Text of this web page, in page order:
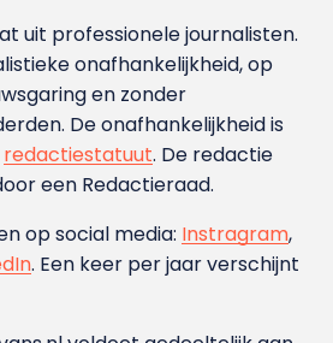
uit professionele journalisten.
onafhankelijkheid, op
en zonder
De onafhankelijkheid is
redactiestatuut. De redactie
een Redactieraad.
op social media: Instragram,
. Een keer per jaar verschijnt